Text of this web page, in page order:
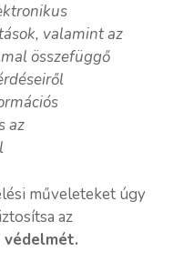
valamint az
összefüggő
az
műveleteket úgy
az
védelmét.